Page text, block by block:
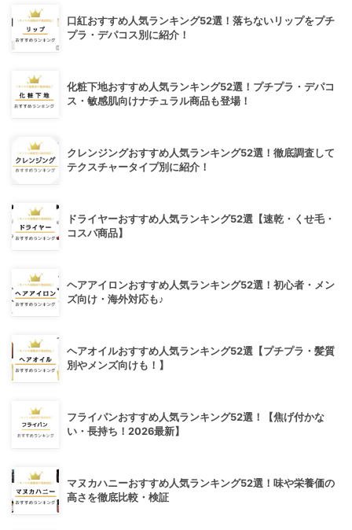
口紅おすすめ人気ランキング52選！落ちないリップをプチ
プラ・デパコス別に紹介！
化粧下地おすすめ人気ランキング52選！プチプラ・デパコ
ス・敏感肌向けナチュラル商品も登場！
クレンジングおすすめ人気ランキング52選！徹底調査して
テクスチャータイプ別に紹介！
ドライヤーおすすめ人気ランキング52選【速乾・くせ毛・
コスパ商品】
ヘアアイロンおすすめ人気ランキング52選！初心者・メン
ズ向け・海外対応も♪
ヘアオイルおすすめ人気ランキング52選【プチプラ・髪質
別やメンズ向けも！】
フライパンおすすめ人気ランキング52選！【焦げ付かな
い・長持ち！2026最新】
マヌカハニーおすすめ人気ランキング52選！味や栄養価の
高さを徹底比較・検証